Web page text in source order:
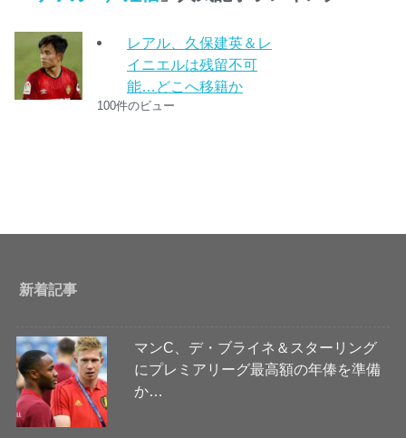
レアル、久保建英＆レ
イニエルは残留不可
能…どこへ移籍か
100件のビュー
新着記事
マンC、デ・ブライネ＆スターリング
にプレミアリーグ最高額の年俸を準備
か…